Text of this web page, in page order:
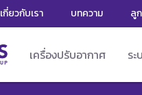
เกี่ยวกับเรา บทความ ลู
เครื่องปรับอากาศ ร